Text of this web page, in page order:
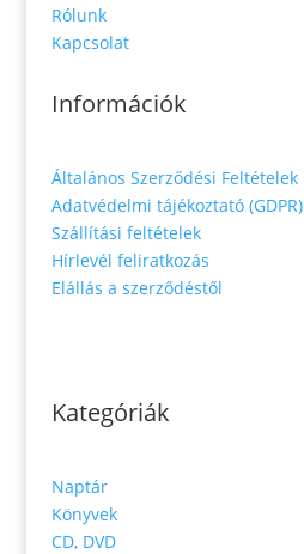
Rólunk
Kapcsolat
Információk
Általános Szerződési Feltételek
Adatvédelmi tájékoztató (GDPR)
Szállítási feltételek
Hírlevél feliratkozás
Elállás a szerződéstől
Kategóriák
Naptár
Könyvek
CD, DVD